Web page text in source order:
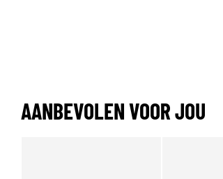
AANBEVOLEN VOOR JOU